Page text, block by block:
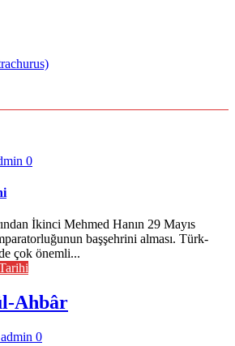
0
İkinci Mehmed Hanın 29 Mayıs
başşehrini alması. Türk-
çok önemli...
Ahbâr
admin 0